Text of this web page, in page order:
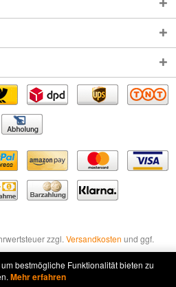
zzgl. Versandkosten und ggf.
wenn nicht anders beschrieben
erklären
bestmögliche Funktionalität bieten zu
Mehr erfahren